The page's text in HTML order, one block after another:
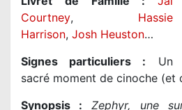
Courtney, Hassie
Harrison, Josh Heuston…
Signes particuliers : Un
sacré moment de cinoche (et
Synopsis :
Zephyr, une